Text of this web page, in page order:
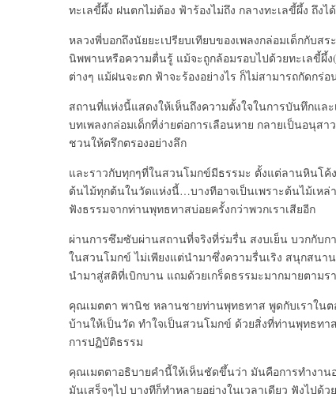
ทะเลขี้ผึ้ง ฝนตกไม่ต้อง ฟ้าร้องไม่ถึง กลางทะเลขี้ผึ้ง ถึง
หลวงพี่บอกถึงนัยยะเปรียบเทียบของเพลงกล่อมเด็กกับส
นิพพานหรือความตื่นรู้ แม้จะถูกล้อมรอบไปด้วยทะเลขี้ผึ้
ต่างๆ แม้ฝนจะตก ฟ้าจะร้องอย่างไร ก็ไม่สามารถกัดกร่
สถานที่แห่งนี้แสดงให้เห็นถึงความตั้งใจในการบันทึกแล
บทเพลงกล่อมเด็กที่ง่ายต่อการเลือนหาย กลายเป็นอนุส
ชวนให้ตรึกตรองอย่างลึก
และราวกับทุกๆที่ในสวนโมกข์มีธรรมะ ตั้งแต่ลานหินโค้
ต้นไม้ทุกต้นในวัดแห่งนี้…บางทีอาจเป็นเพราะต้นไม้เหล่
ฟังธรรมจากท่านพุทธทาสบ่อยครั้งกว่าพวกเราเสียอีก
ผ่านการซึมซับผ่านสถานที่จริงที่ร่มรื่น สงบเย็น บวกกับ
ในสวนโมกข์ ไม่เพียงแต่นำมาซึ่งความรื่นเริง สนุกสนา
นำมาสู่สติที่เบิกบาน แถมด้วยเกร็ดธรรมะมากมายตามร
คุณเมตตา พานิช หลานชายท่านพุทธทาส พูดกับเราในต
บ้านให้เป็นวัด ทำใจเป็นสวนโมกข์ ด้วยสิ่งที่ท่านพุทธท
การปฏิบัติธรรม
คุณเมตตาอธิบายคำนี้ให้เห็นชัดขึ้นว่า มันคือการทำงาน
มันเสร็จๆไป บางทีก็ทำหลายอย่างในเวลาเดียว ฟังไปด้